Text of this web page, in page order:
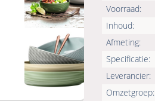
Voorraad:
Inhoud:
Afmeting:
Specificatie:
Leverancier:
Omzetgroep: